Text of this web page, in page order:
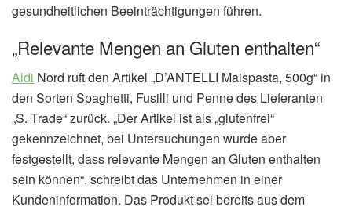
gesundheitlichen Beeinträchtigungen führen.
„Relevante Mengen an Gluten enthalten“
Aldi Nord ruft den Artikel „D’ANTELLI Maispasta, 500g“ in
den Sorten Spaghetti, Fusilli und Penne des Lieferanten
„S. Trade“ zurück. „Der Artikel ist als „glutenfrei“
gekennzeichnet, bei Untersuchungen wurde aber
festgestellt, dass relevante Mengen an Gluten enthalten
sein können“, schreibt das Unternehmen in einer
Kundeninformation. Das Produkt sei bereits aus dem